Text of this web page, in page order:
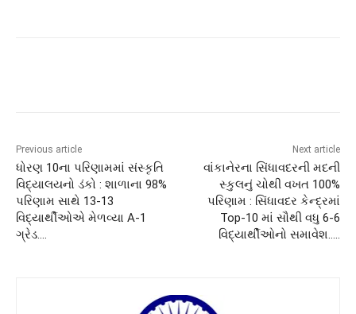
Previous article
ધોરણ 10ના પરિણામમાં સંસ્કૃતિ
વિદ્યાલયનો ડંકો : શાળાના 98%
પરિણામ સાથે 13-13
વિદ્યાર્થીઓએ મેળવ્યા A-1
ગ્રેડ….
Next article
વાંકાનેરના સિંધાવદરની મદની
સ્કુલનું ચોથી વખત 100%
પરિણામ : સિંધાવદર કેન્દ્રમાં
Top-10 માં સૌથી વધુ 6-6
વિદ્યાર્થીઓનો સમાવેશ…..